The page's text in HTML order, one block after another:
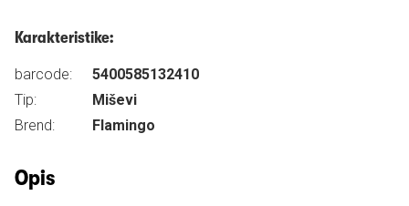
Karakteristike:
barcode:
5400585132410
Tip:
Miševi
Brend:
Flamingo
Opis